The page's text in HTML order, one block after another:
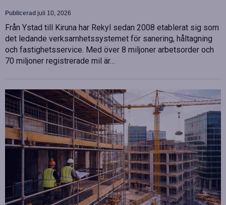
Publicerad juli 10, 2026
Från Ystad till Kiruna har Rekyl sedan 2008 etablerat sig som
det ledande verksamhetssystemet för sanering, håltagning
och fastighetsservice. Med över 8 miljoner arbetsorder och
70 miljoner registrerade mil är…